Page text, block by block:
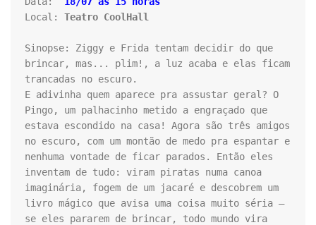
Local: Teatro CoolHall
Sinopse: Ziggy e Frida tentam decidir do que
brincar, mas... plim!, a luz acaba e elas ficam
trancadas no escuro.
E adivinha quem aparece pra assustar geral? O
Pingo, um palhacinho metido a engraçado que
estava escondido na casa! Agora são três amigos
no escuro, com um montão de medo pra espantar e
nenhuma vontade de ficar parados. Então eles
inventam de tudo: viram piratas numa canoa
imaginária, fogem de um jacaré e descobrem um
livro mágico que avisa uma coisa muito séria —
se eles pararem de brincar, todo mundo vira